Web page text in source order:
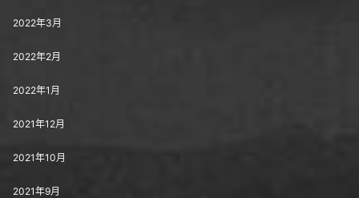
2022年3月
2022年2月
2022年1月
2021年12月
2021年10月
2021年9月